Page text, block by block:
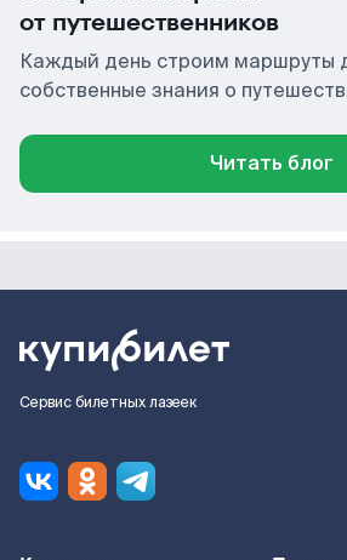
от путешественников
Каждый день строим маршруты
собственные знания о
Читать блог
Сервис билетных лазеек